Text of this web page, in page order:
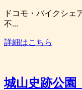
ドコモ・バイクシェ
不...
詳細はこちら
城山史跡公園